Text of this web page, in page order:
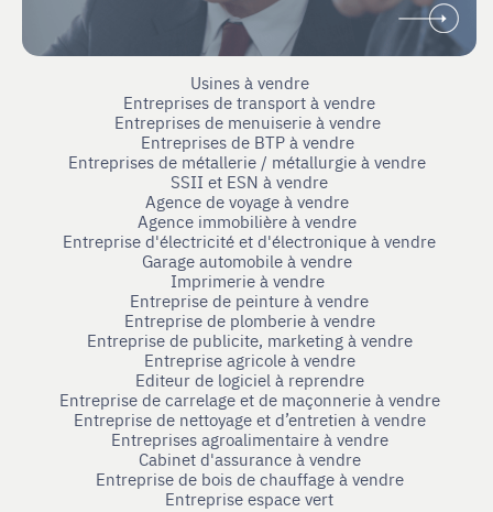
Usines à vendre
Entreprises de transport à vendre
Entreprises de menuiserie à vendre
Entreprises de BTP à vendre
Entreprises de métallerie / métallurgie à vendre
SSII et ESN à vendre
Agence de voyage à vendre
Agence immobilière à vendre
Entreprise d'électricité et d'électronique à vendre
Garage automobile à vendre
Imprimerie à vendre
Entreprise de peinture à vendre
Entreprise de plomberie à vendre
Entreprise de publicite, marketing à vendre
Entreprise agricole à vendre
Editeur de logiciel à reprendre
Entreprise de carrelage et de maçonnerie à vendre
Entreprise de nettoyage et d’entretien à vendre
Entreprises agroalimentaire à vendre
Cabinet d'assurance à vendre
Entreprise de bois de chauffage à vendre
Entreprise espace vert